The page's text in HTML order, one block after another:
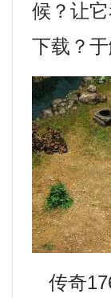
候？让
下载？
传奇